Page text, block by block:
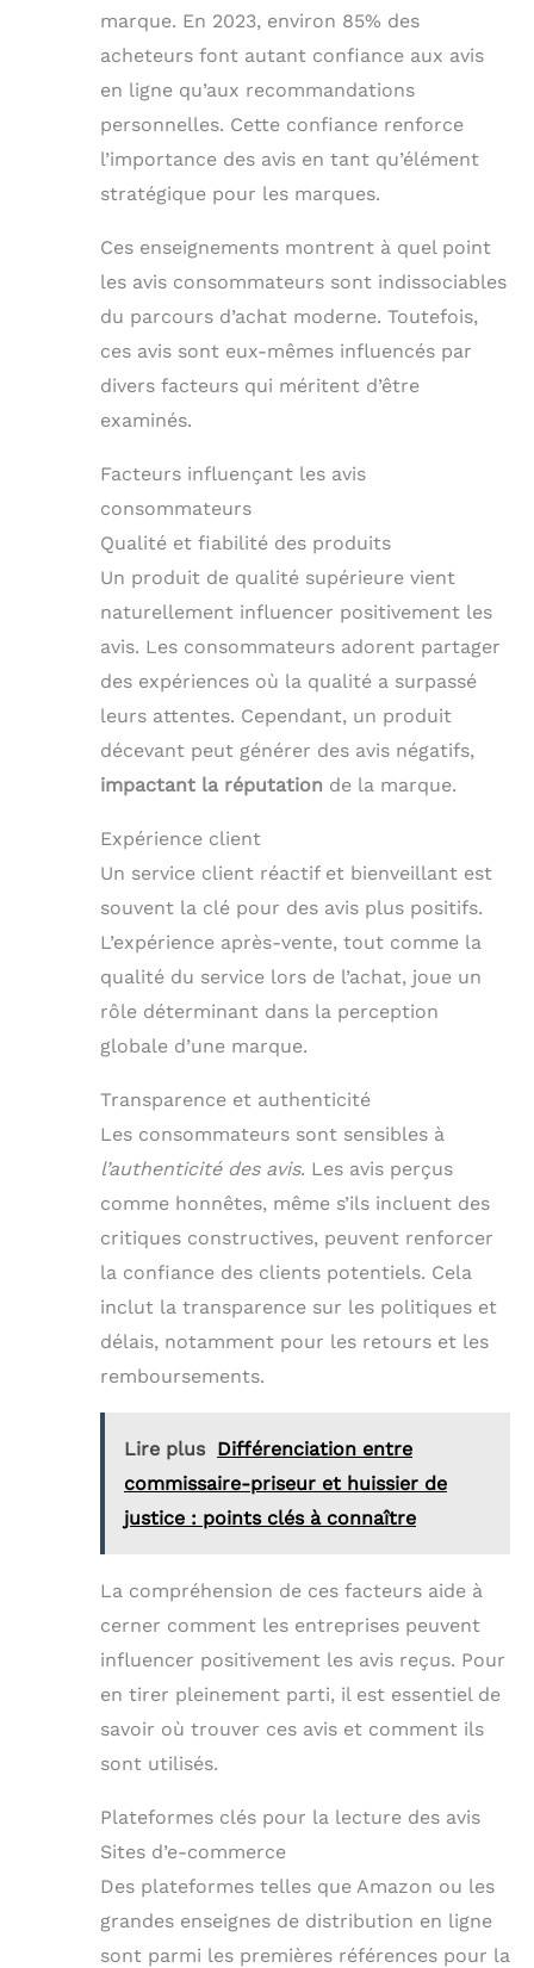
marque. En 2023, environ 85% des
acheteurs font autant confiance aux avis
en ligne qu’aux recommandations
personnelles. Cette confiance renforce
l’importance des avis en tant qu’élément
stratégique pour les marques.
Ces enseignements montrent à quel point
les avis consommateurs sont indissociables
du parcours d’achat moderne. Toutefois,
ces avis sont eux-mêmes influencés par
divers facteurs qui méritent d’être
examinés.
Facteurs influençant les avis
consommateurs
Qualité et fiabilité des produits
Un produit de qualité supérieure vient
naturellement influencer positivement les
avis. Les consommateurs adorent partager
des expériences où la qualité a surpassé
leurs attentes. Cependant, un produit
décevant peut générer des avis négatifs,
impactant la réputation de la marque.
Expérience client
Un service client réactif et bienveillant est
souvent la clé pour des avis plus positifs.
L’expérience après-vente, tout comme la
qualité du service lors de l’achat, joue un
rôle déterminant dans la perception
globale d’une marque.
Transparence et authenticité
Les consommateurs sont sensibles à
l’authenticité des avis. Les avis perçus
comme honnêtes, même s’ils incluent des
critiques constructives, peuvent renforcer
la confiance des clients potentiels. Cela
inclut la transparence sur les politiques et
délais, notamment pour les retours et les
remboursements.
Lire plus Différenciation entre
commissaire-priseur et huissier de
justice : points clés à connaître
La compréhension de ces facteurs aide à
cerner comment les entreprises peuvent
influencer positivement les avis reçus. Pour
en tirer pleinement parti, il est essentiel de
savoir où trouver ces avis et comment ils
sont utilisés.
Plateformes clés pour la lecture des avis
Sites d’e-commerce
Des plateformes telles que Amazon ou les
grandes enseignes de distribution en ligne
sont parmi les premières références pour la